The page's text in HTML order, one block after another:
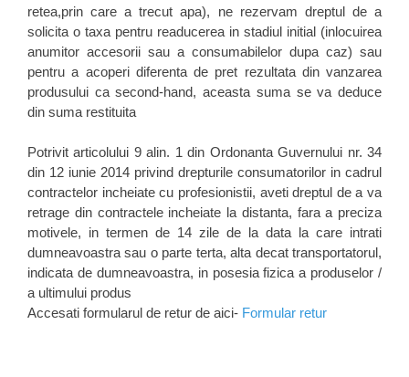
retea,prin care a trecut apa), ne rezervam dreptul de a
solicita o taxa pentru readucerea in stadiul initial (inlocuirea
anumitor accesorii sau a consumabilelor dupa caz) sau
pentru a acoperi diferenta de pret rezultata din vanzarea
produsului ca second-hand, aceasta suma se va deduce
din suma restituita
Potrivit articolului 9 alin. 1 din Ordonanta Guvernului nr. 34
din 12 iunie 2014 privind drepturile consumatorilor in cadrul
contractelor incheiate cu profesionistii, aveti dreptul de a va
retrage din contractele incheiate la distanta, fara a preciza
motivele, in termen de 14 zile de la data la care intrati
dumneavoastra sau o parte terta, alta decat transportatorul,
indicata de dumneavoastra, in posesia fizica a produselor /
a ultimului produs
Accesati formularul de retur de aici- Formular retur